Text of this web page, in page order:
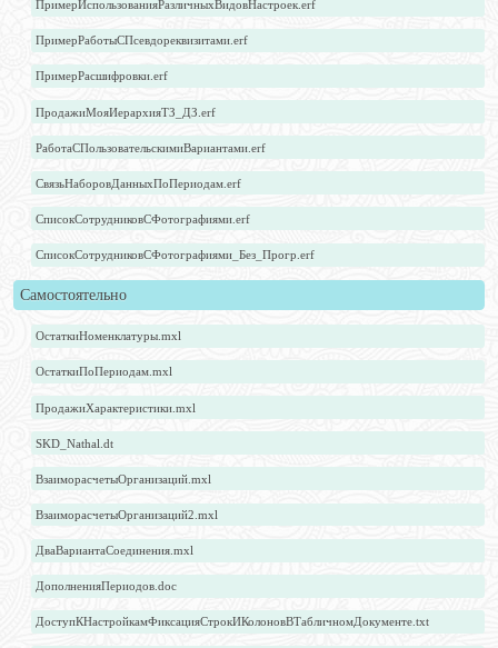
ПримерИспользованияРазличныхВидовНастроек.erf
ПримерРаботыСПсевдореквизитами.erf
ПримерРасшифровки.erf
ПродажиМояИерархияТЗ_ДЗ.erf
РаботаСПользовательскимиВариантами.erf
СвязьНаборовДанныхПоПериодам.erf
СписокСотрудниковСФотографиями.erf
СписокСотрудниковСФотографиями_Без_Прогр.erf
Самостоятельно
ОстаткиНоменклатуры.mxl
ОстаткиПоПериодам.mxl
ПродажиХарактеристики.mxl
SKD_Nathal.dt
ВзаиморасчетыОрганизаций.mxl
ВзаиморасчетыОрганизаций2.mxl
ДваВариантаСоединения.mxl
ДополненияПериодов.doc
ДоступКНастройкамФиксацияСтрокИКолоновВТабличномДокументе.txt